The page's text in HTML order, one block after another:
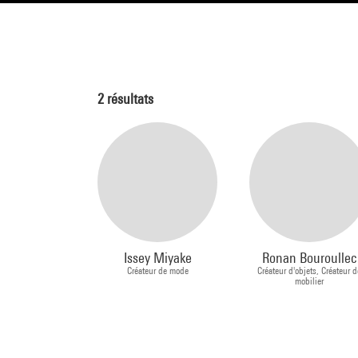
2 résultats
Issey Miyake
Créateur de mode
Ronan Bouroullec
Créateur d'objets, Créateur
mobilier